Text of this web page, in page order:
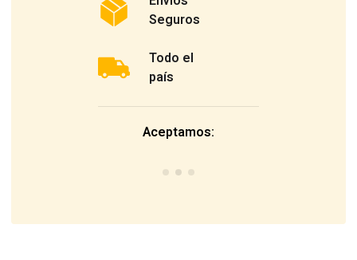
Seguros
Todo el
país
Aceptamos: